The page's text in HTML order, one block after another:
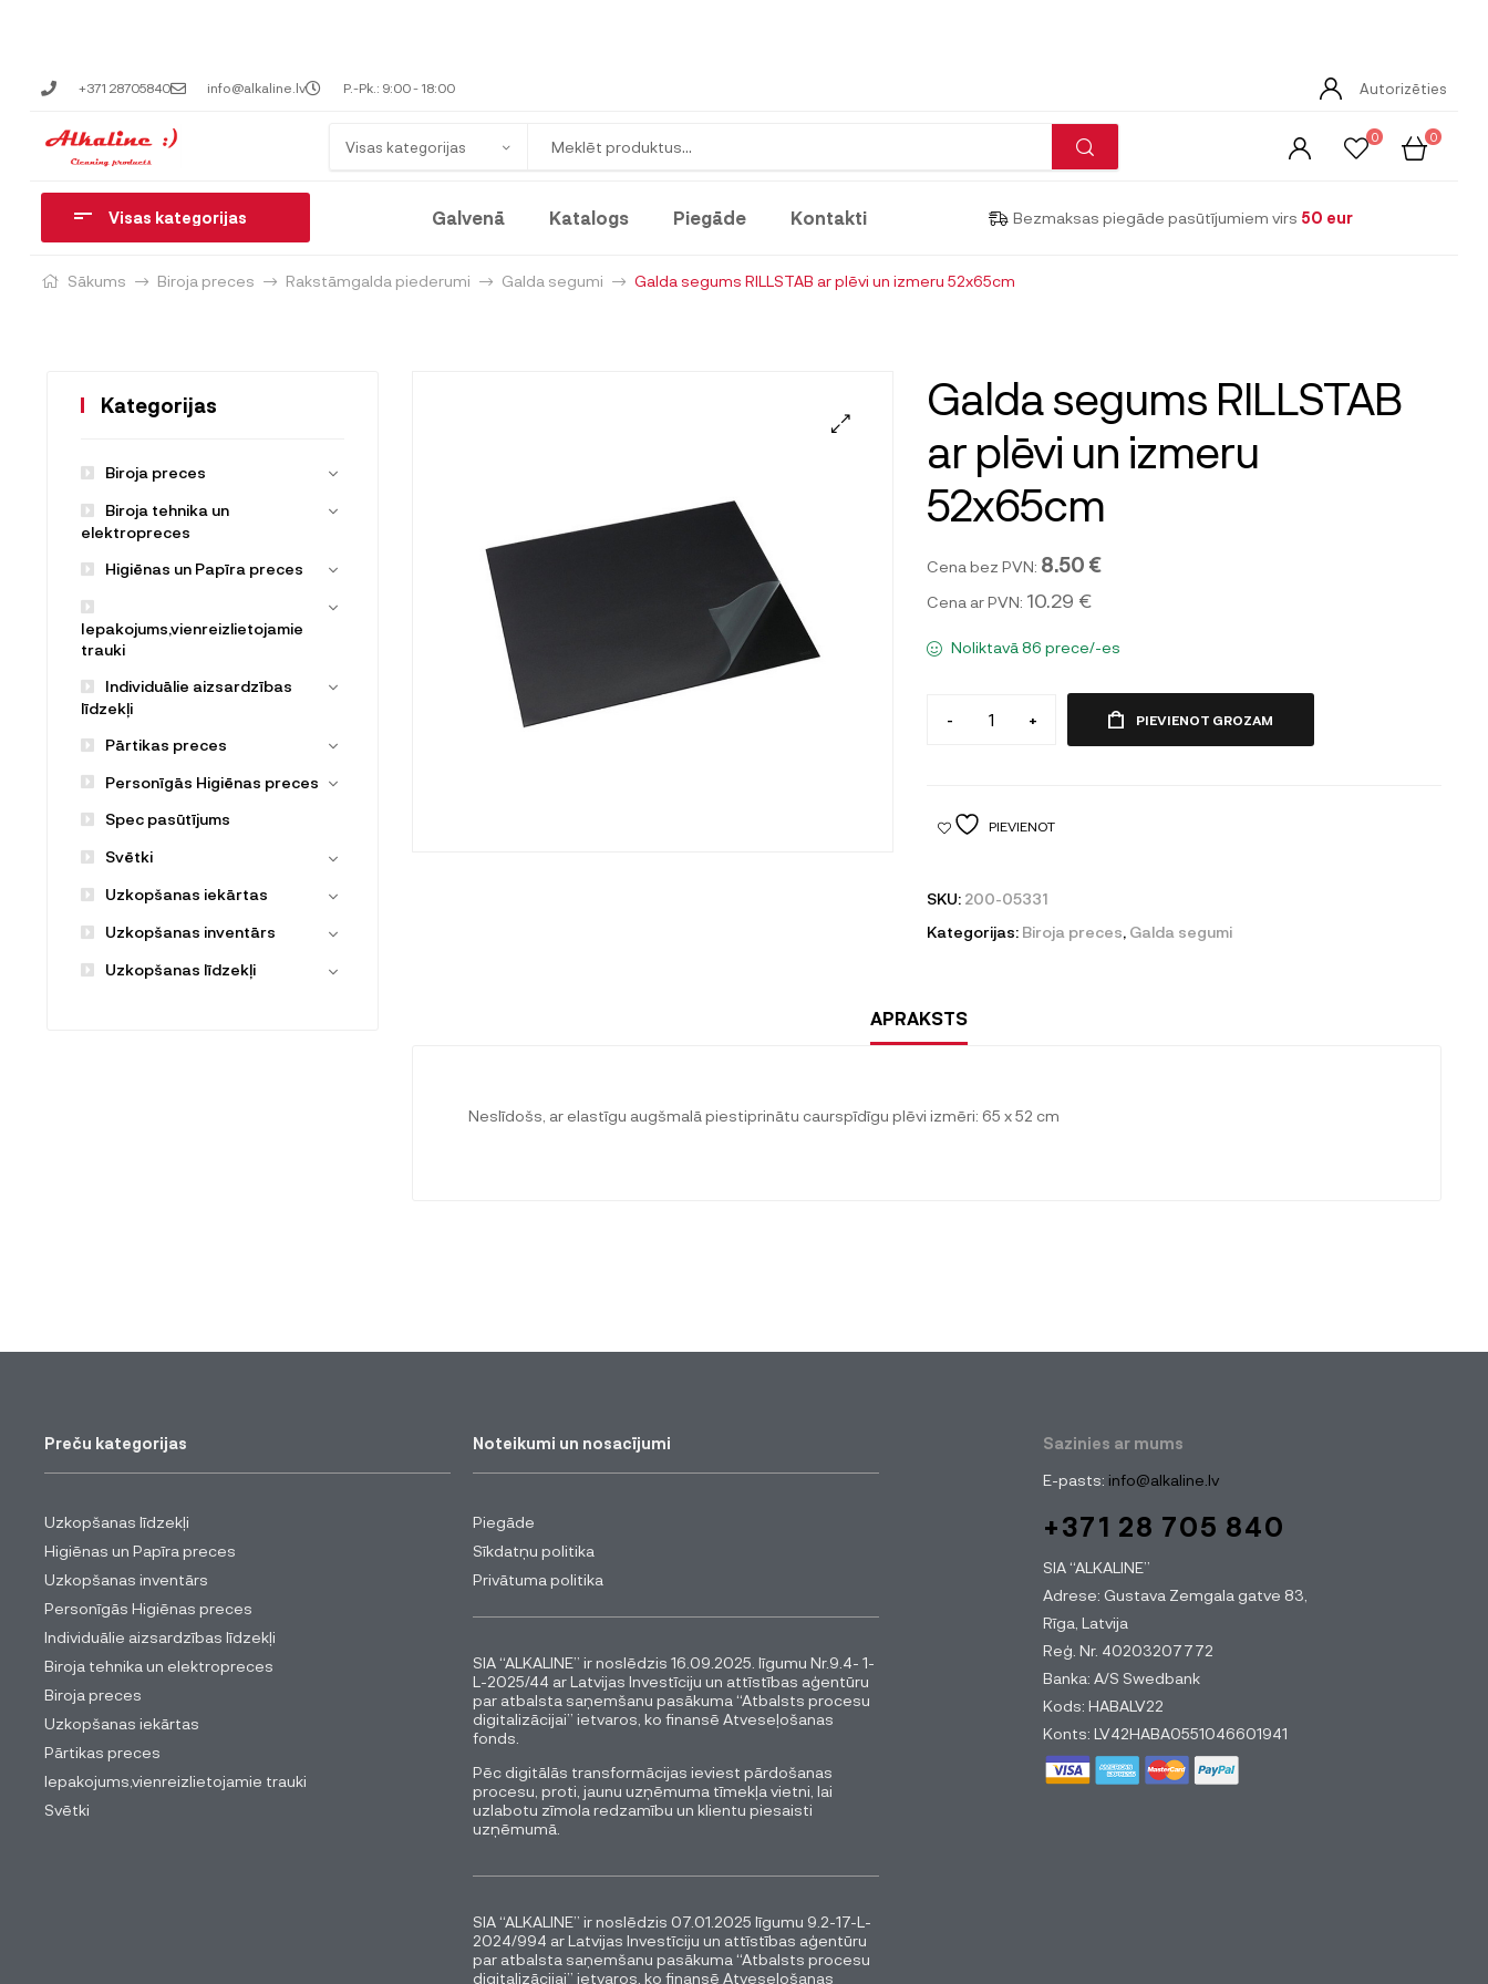
+371 28705840 info@alkaline.lv P.-Pk.: 9:00 - 18:00 Autorizēties
Visas kategorijas
0 0
Visas kategorijas Galvenā Katalogs Piegāde Kontakti Bezmaksas piegāde pasūtījumiem virs 50 eur
Sākums Biroja preces Rakstāmgalda piederumi Galda segumi Galda segums RILLSTAB ar plēvi un izmeru 52x65cm
Galda segums RILLSTAB
ar plēvi un izmeru
52x65cm
Cena bez PVN: 8.50 €
Cena ar PVN: 10.29 €
Noliktavā 86 prece/-es
- + PIEVIENOT GROZAM
PIEVIENOT
SKU: 200-05331
Kategorijas: Biroja preces, Galda segumi
APRAKSTS
Neslīdošs, ar elastīgu augšmalā piestiprinātu caurspīdīgu plēvi izmēri: 65 x 52 cm
Kategorijas
Biroja preces
Biroja tehnika un
elektropreces
Higiēnas un Papīra preces
Iepakojums,vienreizlietojamie
trauki
Individuālie aizsardzības
līdzekļi
Pārtikas preces
Personīgās Higiēnas preces
Spec pasūtījums
Svētki
Uzkopšanas iekārtas
Uzkopšanas inventārs
Uzkopšanas līdzekļi
Preču kategorijas
Uzkopšanas līdzekļi
Higiēnas un Papīra preces
Uzkopšanas inventārs
Personīgās Higiēnas preces
Individuālie aizsardzības līdzekļi
Biroja tehnika un elektropreces
Biroja preces
Uzkopšanas iekārtas
Pārtikas preces
Iepakojums,vienreizlietojamie trauki
Svētki
Noteikumi un nosacījumi
Piegāde
Sīkdatņu politika
Privātuma politika
SIA “ALKALINE” ir noslēdzis 16.09.2025. līgumu Nr.9.4- 1-
L-2025/44 ar Latvijas Investīciju un attīstības aģentūru
par atbalsta saņemšanu pasākuma “Atbalsts procesu
digitalizācijai” ietvaros, ko finansē Atveseļošanas
fonds.
Pēc digitālās transformācijas ieviest pārdošanas
procesu, proti, jaunu uzņēmuma tīmekļa vietni, lai
uzlabotu zīmola redzamību un klientu piesaisti
uzņēmumā.
SIA “ALKALINE” ir noslēdzis 07.01.2025 līgumu 9.2-17-L-
2024/994 ar Latvijas Investīciju un attīstības aģentūru
par atbalsta saņemšanu pasākuma “Atbalsts procesu
digitalizācijai” ietvaros, ko finansē Atveseļošanas
Sazinies ar mums
E-pasts: info@alkaline.lv
+371 28 705 840
SIA “ALKALINE”
Adrese: Gustava Zemgala gatve 83,
Rīga, Latvija
Reģ. Nr. 40203207772
Banka: A/S Swedbank
Kods: HABALV22
Konts: LV42HABA0551046601941